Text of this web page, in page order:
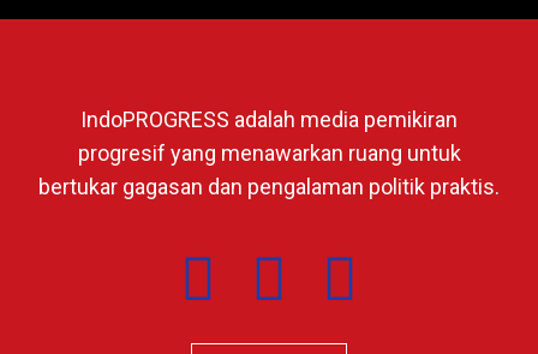
IndoPROGRESS adalah media pemikiran
progresif yang menawarkan ruang untuk
bertukar gagasan dan pengalaman politik praktis.